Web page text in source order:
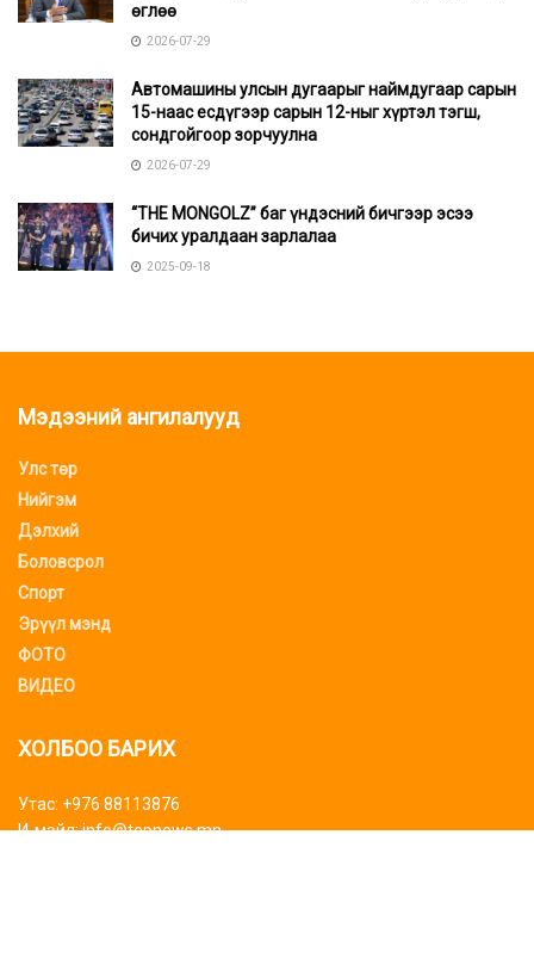
өглөө
2026-07-29
Автомашины улсын дугаарыг наймдугаар сарын
15-наас есдүгээр сарын 12-ныг хүртэл тэгш,
сондгойгоор зорчуулна
2026-07-29
“THE MONGOLZ” баг үндэсний бичгээр эсээ
бичих уралдаан зарлалаа
2025-09-18
Мэдээний ангилалууд
Улс төр
Нийгэм
Дэлхий
Боловсрол
Спорт
Эрүүл мэнд
ФОТО
ВИДЕО
ХОЛБОО БАРИХ
Утас: +976 88113876
И-мэйл: info@topnews.mn